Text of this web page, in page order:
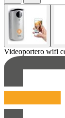
Videoportero wifi